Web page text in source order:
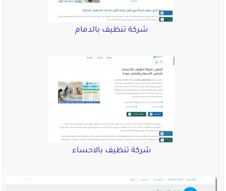
شركة تنظيف بالدمام
شركة تنظيف بالاحساء